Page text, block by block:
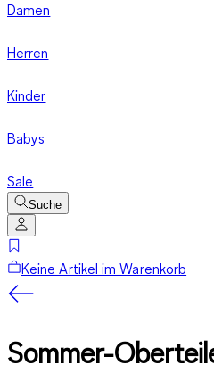
Damen
Herren
Kinder
Babys
Sale
Suche
Keine Artikel im Warenkorb
Sommer-